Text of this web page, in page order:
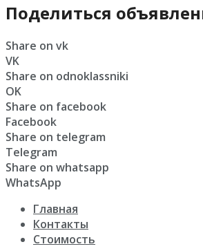
Поделиться
Share on vk
VK
Share on odnoklassniki
OK
Share on facebook
Facebook
Share on telegram
Telegram
Share on whatsapp
WhatsApp
Главная
Контакты
Стоимость